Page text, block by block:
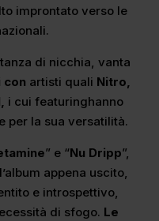
improntato verso le
di nicchia, vanta
con artisti quali Nitro,
i cui featuringhanno
per la sua versatilità.
” e “Nu Dripp”,
appena uscito,
e introspettivo,
di sfogo. Le